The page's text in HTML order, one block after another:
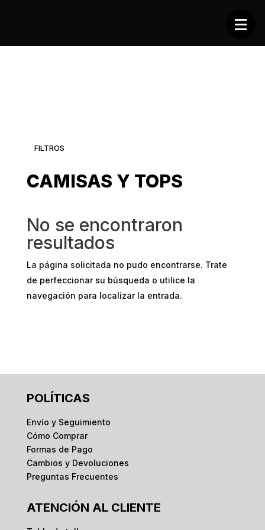
FILTROS
CAMISAS Y TOPS
No se encontraron
resultados
La página solicitada no pudo encontrarse. Trate
de perfeccionar su búsqueda o utilice la
navegación para localizar la entrada.
POLÍTICAS
Envío y Seguimiento
Cómo Comprar
Formas de Pago
Cambios y Devoluciones
Preguntas Frecuentes
ATENCIÓN AL CLIENTE